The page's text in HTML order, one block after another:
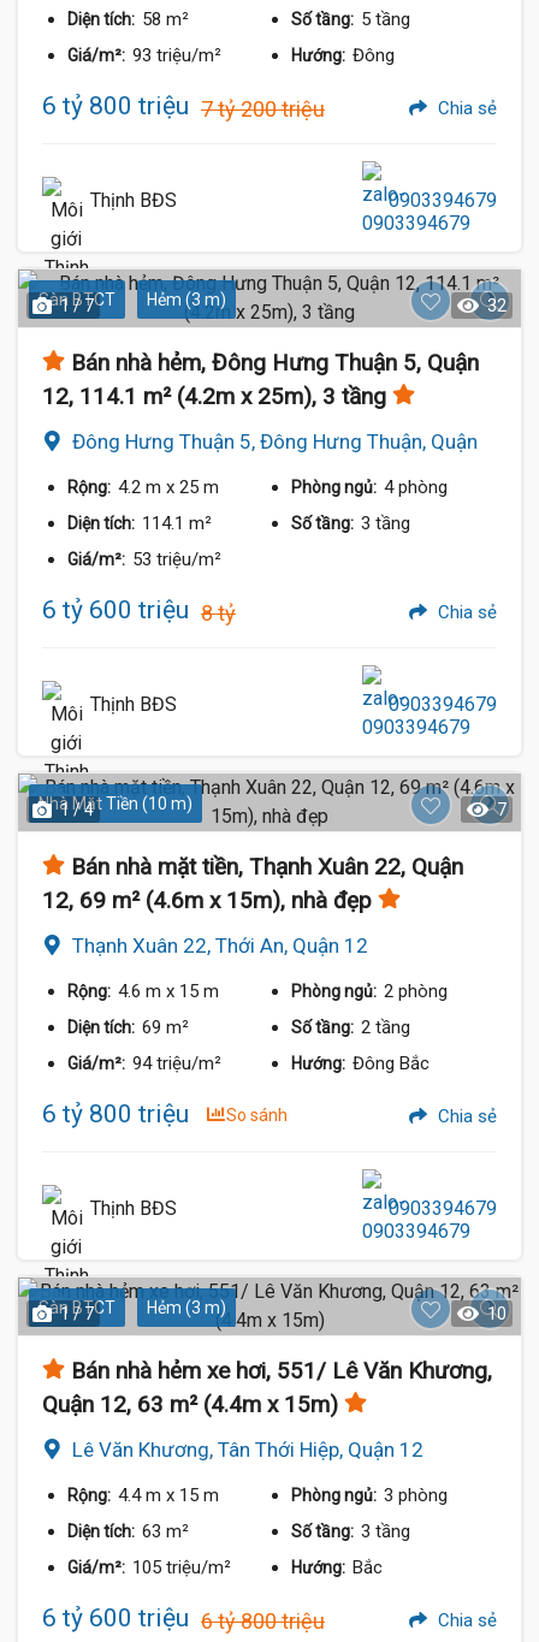
Diện tích: 58 m² Số tầng: 5 tầng
Giá/m²: 93 triệu/m² Hướng: Đông
6 tỷ 800 triệu 7 tỷ 200 triệu Chia sẻ
Thịnh BĐS 0903394679
Sàn BTCT Hẻm (3 m)
1 / 7 32
Bán nhà hẻm, Đông Hưng Thuận 5, Quận
12, 114.1 m² (4.2m x 25m), 3 tầng
Đông Hưng Thuận 5, Đông Hưng Thuận, Quận
Rộng: 4.2 m x 25 m Phòng ngủ: 4 phòng
Diện tích: 114.1 m² Số tầng: 3 tầng
Giá/m²: 53 triệu/m²
6 tỷ 600 triệu 8 tỷ Chia sẻ
Thịnh BĐS 0903394679
Nhà Mặt Tiền (10 m)
1 / 4 7
Bán nhà mặt tiền, Thạnh Xuân 22, Quận
12, 69 m² (4.6m x 15m), nhà đẹp
Thạnh Xuân 22, Thới An, Quận 12
Rộng: 4.6 m x 15 m Phòng ngủ: 2 phòng
Diện tích: 69 m² Số tầng: 2 tầng
Giá/m²: 94 triệu/m² Hướng: Đông Bắc
6 tỷ 800 triệu So sánh Chia sẻ
Thịnh BĐS 0903394679
Sàn BTCT Hẻm (3 m)
1 / 7 10
Bán nhà hẻm xe hơi, 551/ Lê Văn Khương,
Quận 12, 63 m² (4.4m x 15m)
Lê Văn Khương, Tân Thới Hiệp, Quận 12
Rộng: 4.4 m x 15 m Phòng ngủ: 3 phòng
Diện tích: 63 m² Số tầng: 3 tầng
Giá/m²: 105 triệu/m² Hướng: Bắc
6 tỷ 600 triệu 6 tỷ 800 triệu Chia sẻ